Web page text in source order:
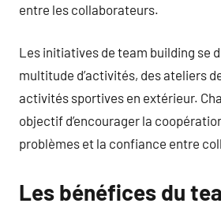
entre les collaborateurs.
Les initiatives de team building se
multitude d’activités, des ateliers
activités sportives en extérieur.
objectif d’encourager la
problèmes et la confiance entre
Les bénéfices du